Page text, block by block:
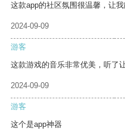
这款app的社区氛围很温馨，让我
2024-09-09
游客
这款游戏的音乐非常优美，听了
2024-09-09
游客
这个是app神器